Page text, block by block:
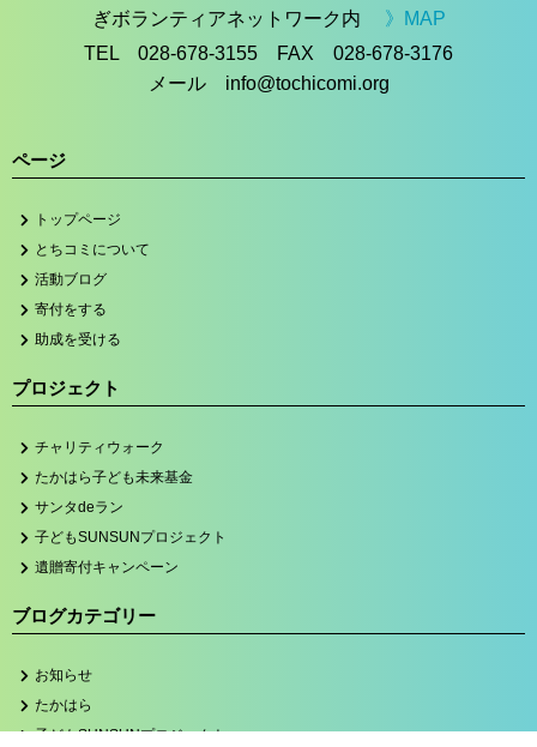
ぎボランティアネットワーク内 》MAP
TEL 028-678-3155 FAX 028-678-3176
メール info@tochicomi.org
ページ
トップページ
とちコミについて
活動ブログ
寄付をする
助成を受ける
プロジェクト
チャリティウォーク
たかはら子ども未来基金
サンタdeラン
子どもSUNSUNプロジェクト
遺贈寄付キャンペーン
ブログカテゴリー
お知らせ
たかはら
子どもSUNSUNプロジェクト